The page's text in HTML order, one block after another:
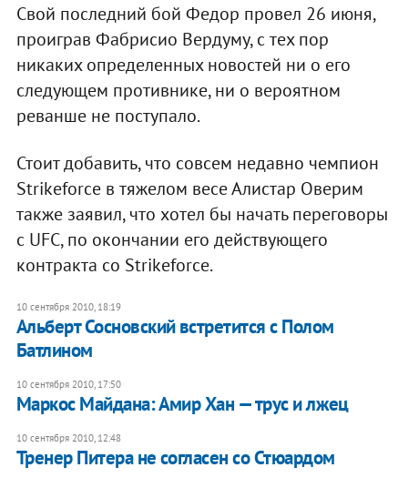
Свой последний бой Федор провел 26 июня,
проиграв Фабрисио Вердуму, с тех пор
никаких определенных новостей ни о его
следующем противнике, ни о вероятном
реванше не поступало.
Стоит добавить, что совсем недавно чемпион
Strikeforce в тяжелом весе Алистар Оверим
также заявил, что хотел бы начать переговоры
с UFC, по окончании его действующего
контракта со Strikeforce.​
10 сентября 2010, 18:19
Альберт Сосновский встретится с Полом
Батлином
10 сентября 2010, 17:50
Маркос Майдана: Амир Хан — трус и лжец
10 сентября 2010, 12:48
Тренер Питера не согласен со Стюардом